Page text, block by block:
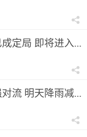
定局 即将进入...
流 明天降雨减...